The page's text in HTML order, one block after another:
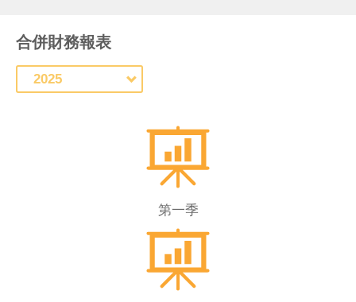
合併財務報表
第一季